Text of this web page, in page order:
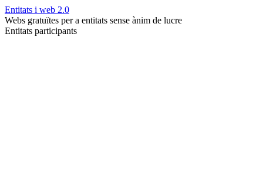
Entitats i web 2.0
Webs gratuïtes per a entitats sense ànim de lucre
Entitats participants